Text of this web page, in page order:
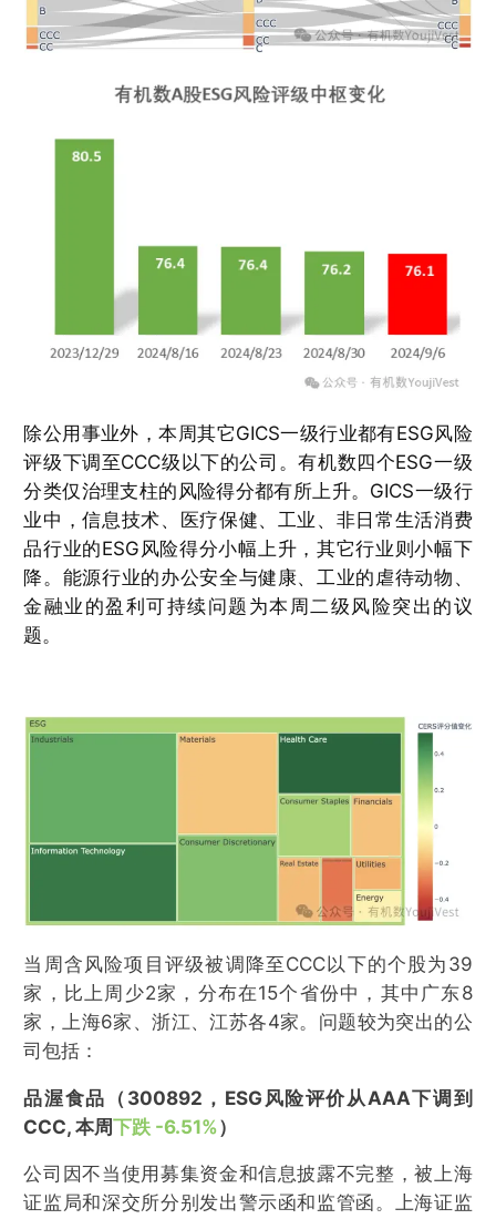
除公用事业外，本周其它GICS一级行业都有ESG风险
评级下调至CCC级以下的公司。有机数四个ESG一级
分类仅治理支柱的风险得分都有所上升。GICS一级行
业中，信息技术、医疗保健、工业、非日常生活消费
品行业的ESG风险得分小幅上升，其它行业则小幅下
降。能源行业的办公安全与健康、工业的虐待动物、
金融业的盈利可持续问题为本周二级风险突出的议
题。
当周含风险项目评级被调降至CCC以下的个股为39
家，比上周少2家，分布在15个省份中，其中广东8
家，上海6家、浙江、江苏各4家。问题较为突出的公
司包括：
品渥食品（300892，ESG风险评价从AAA下调到
CCC, 本周下跌 -6.51%）
公司因不当使用募集资金和信息披露不完整，被上海
证监局和深交所分别发出警示函和监管函。上海证监